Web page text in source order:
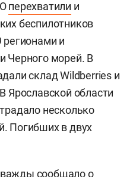
перехватили и
беспилотников
регионами и
Черного морей. В
склад Wildberries и
Ярославской области
несколько
Погибших в двух
сообщалоо